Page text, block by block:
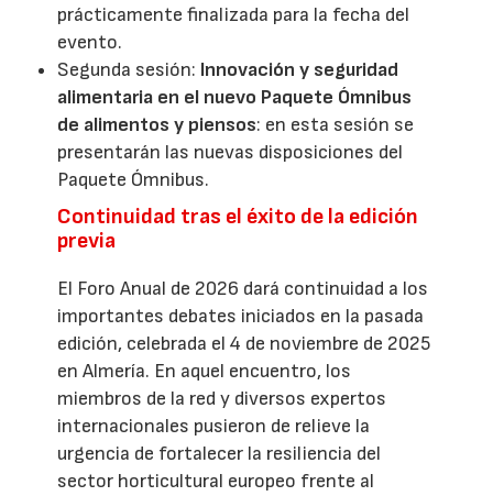
prácticamente finalizada para la fecha del
evento.
Segunda sesión: Innovación y seguridad
alimentaria en el nuevo Paquete Ómnibus
de alimentos y piensos: en esta sesión se
presentarán las nuevas disposiciones del
Paquete Ómnibus.
Continuidad tras el éxito de la edición
previa
El Foro Anual de 2026 dará continuidad a los
importantes debates iniciados en la pasada
edición, celebrada el 4 de noviembre de 2025
en Almería. En aquel encuentro, los
miembros de la red y diversos expertos
internacionales pusieron de relieve la
urgencia de fortalecer la resiliencia del
sector horticultural europeo frente al